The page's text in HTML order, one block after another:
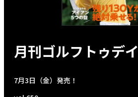
月刊ゴルフトゥデイ
7月3日（金）発売！